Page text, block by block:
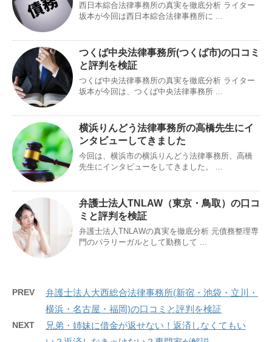
西日本綜合法律事務所の真実を徹底分析 ライター
坂本が今回は西日本綜合法律事務所に ...
つくば中央法律事務所(つくば市)の口コミ
と評判を検証
つくば中央法律事務所の真実を徹底分析 ライター
坂本が今回は、つくば中央法律事務所 ...
横浜りんどう法律事務所の高橋先生にイ
ンタビューしてきました
今回は、横浜市の横浜りんどう法律事務所、高橋
先生にインタビューをしてきました。 ...
弁護士法人TNLAW（東京・鳥取）の口コ
ミと評判を検証
弁護士法人TNLAWの真実を徹底分析 元債務整理専
門のパラリーガルとして勤務して ...
PREV
弁護士法人大西総合法律事務所(新宿・池袋・立川・
横浜・名古屋・福岡)の口コミと評判を検証
NEXT
兄弟・姉妹に借金が返せない！返済しなくてもい